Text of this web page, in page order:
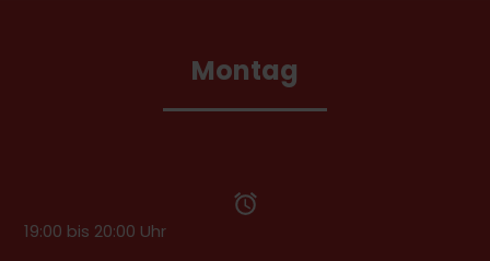
Montag
19:00 bis 20:00 Uhr